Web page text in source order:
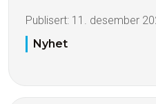
Publisert: 11. desember
Nyhet